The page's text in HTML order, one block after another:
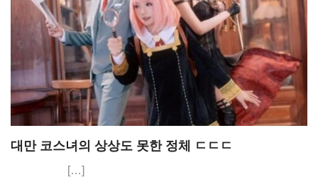
대만 코스녀의 상상도 못한 정체 ㄷㄷㄷ
[…]